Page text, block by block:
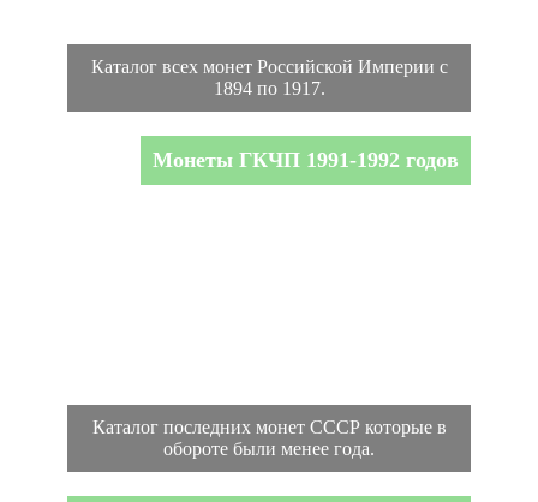
Каталог всех монет Российской Империи с
1894 по 1917.
Монеты ГКЧП 1991-1992 годов
Каталог последних монет СССР которые в
обороте были менее года.